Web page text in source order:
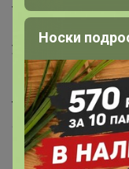
* Идеален для
умывальника.
Идеи для
Этот
только на
легко подходит
кухне или в саду,
крана. Идеально
Носки